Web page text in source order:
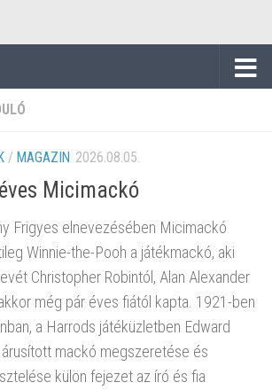
/ MAGAZIN 2026.08.05.
Micimackó
Frigyes elnevezésében Micimackó
Winnie-the-Pooh a játékmackó, aki
Christopher Robintól, Alan Alexander
még pár éves fiától kapta. 1921-ben
a Harrods játéküzletben Edward
mackó megszeretése és
külön fejezet az író és fia